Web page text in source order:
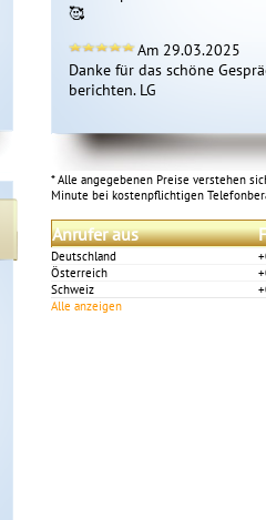
Alva
ID: 011
🥰
Am 29.03.2025
Danke für das schöne
berichten. LG
* Alle angegebenen Preise verstehen
Minute bei kostenpflichtigen
Anrufer aus
Deutschland
Österreich
Schweiz
Alle anzeigen